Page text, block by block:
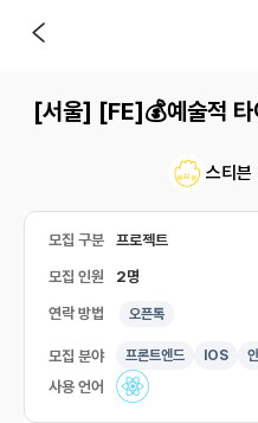
[서울] [FE]💰예술적 타
스티븐
모집 구분 프로젝트
모집 인원 2명
연락 방법 오픈톡
모집 분야 프론트엔드 IOS
사용 언어